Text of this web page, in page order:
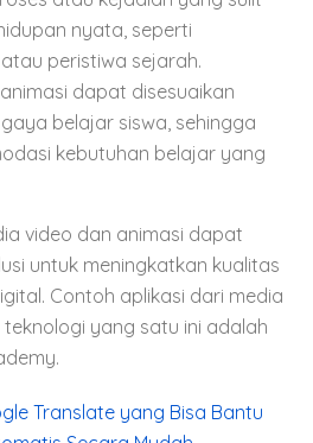
nyata, seperti
peristiwa sejarah.
dapat disesuaikan
belajar siswa, sehingga
kebutuhan belajar yang
video dan animasi dapat
untuk meningkatkan kualitas
Contoh aplikasi dari media
yang satu ini adalah
Translate yang Bisa Bantu